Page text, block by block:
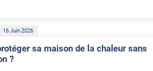
16 Juin 2026
sa maison de la chaleur sans
?